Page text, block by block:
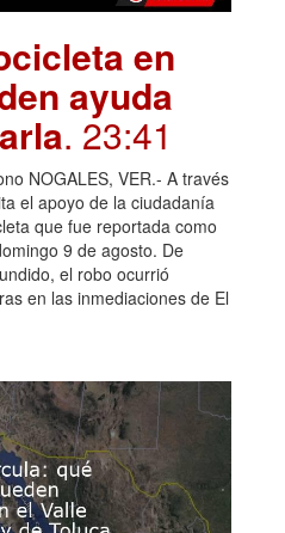
en
ayuda
. 23:41
NOGALES, VER.- A través
el apoyo de la ciudadanía
que fue reportada como
9 de agosto. De
el robo ocurrió
en las inmediaciones de El